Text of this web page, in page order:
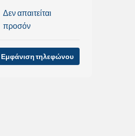
Δεν απαιτείται
προσόν
Εμφάνιση τηλεφώνου